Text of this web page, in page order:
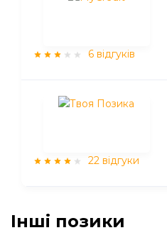
6 відгуків
22 відгуки
Iнші позики